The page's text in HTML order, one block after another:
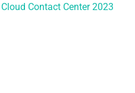
Contact Center 2023